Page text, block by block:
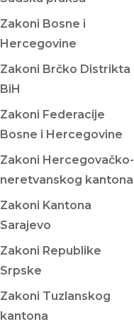
Zakoni Bosne i
Hercegovine
Zakoni Brčko Distrikta
BiH
Zakoni Federacije
Bosne i Hercegovine
Zakoni Hercegovačko-
neretvanskog kantona
Zakoni Kantona
Sarajevo
Zakoni Republike
Srpske
Zakoni Tuzlanskog
kantona